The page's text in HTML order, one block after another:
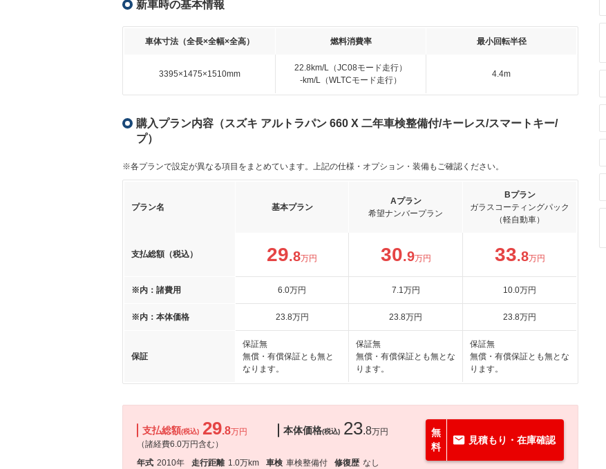
新車時の基本情報
車体寸法（全長×全幅×全高） 燃料消費率 最小回転半径
3395×1475×1510mm
22.8km/L（JC08モード走行）
-km/L（WLTCモード走行）
4.4m
購入プラン内容（スズキ アルトラパン 660 X 二年車検整備付/キーレス/スマートキー/
プ）
※各プランで設定が異なる項目をまとめています。上記の仕様・オプション・装備もご確認ください。
プラン名 基本プラン
Aプラン
希望ナンバープラン
Bプラン
ガラスコーティングパック
（軽自動車）
支払総額（税込） 29.8万円 30.9万円 33.8万円
※内：諸費用 6.0万円 7.1万円 10.0万円
※内：本体価格 23.8万円 23.8万円 23.8万円
保証
保証無
無償・有償保証とも無と
なります。
保証無
無償・有償保証とも無とな
ります。
保証無
無償・有償保証とも無とな
ります。
支払総額(税込) 29.8万円
（諸経費6.0万円含む）
本体価格(税込) 23.8万円
年式 2010年 走行距離 1.0万km 車検 車検整備付 修復歴 なし
無
料
見積もり・在庫確認